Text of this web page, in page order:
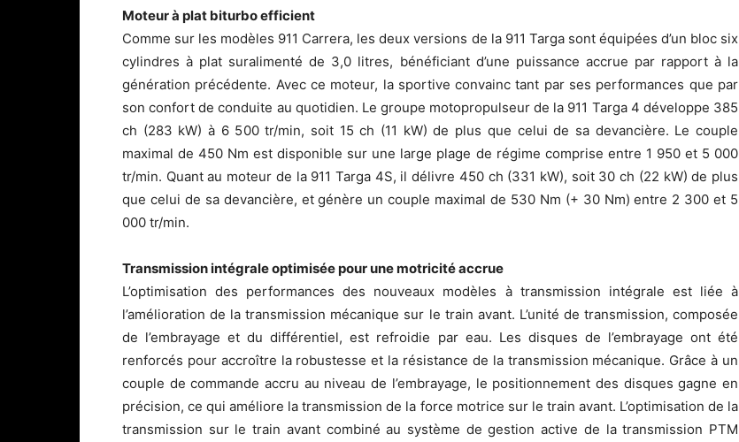
Moteur à plat biturbo efficient
Comme sur les modèles 911 Carrera, les deux versions de la 911 Targa sont équipées d’un bloc six
cylindres à plat suralimenté de 3,0 litres, bénéficiant d’une puissance accrue par rapport à la
génération précédente. Avec ce moteur, la sportive convainc tant par ses performances que par
son confort de conduite au quotidien. Le groupe motopropulseur de la 911 Targa 4 développe 385
ch (283 kW) à 6 500 tr/min, soit 15 ch (11 kW) de plus que celui de sa devancière. Le couple
maximal de 450 Nm est disponible sur une large plage de régime comprise entre 1 950 et 5 000
tr/min. Quant au moteur de la 911 Targa 4S, il délivre 450 ch (331 kW), soit 30 ch (22 kW) de plus
que celui de sa devancière, et génère un couple maximal de 530 Nm (+ 30 Nm) entre 2 300 et 5
000 tr/min.
Transmission intégrale optimisée pour une motricité accrue
L’optimisation des performances des nouveaux modèles à transmission intégrale est liée à
l’amélioration de la transmission mécanique sur le train avant. L’unité de transmission, composée
de l’embrayage et du différentiel, est refroidie par eau. Les disques de l’embrayage ont été
renforcés pour accroître la robustesse et la résistance de la transmission mécanique. Grâce à un
couple de commande accru au niveau de l’embrayage, le positionnement des disques gagne en
précision, ce qui améliore la transmission de la force motrice sur le train avant. L’optimisation de la
transmission sur le train avant combiné au système de gestion active de la transmission PTM